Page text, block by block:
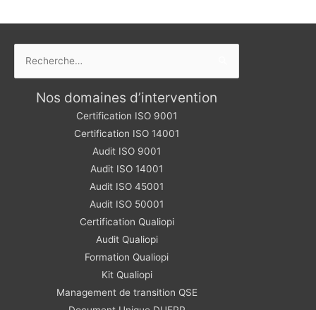
Nos domaines d’intervention
Certification ISO 9001
Certification ISO 14001
Audit ISO 9001
Audit ISO 14001
Audit ISO 45001
Audit ISO 50001
Certification Qualiopi
Audit Qualiopi
Formation Qualiopi
Kit Qualiopi
Management de transition QSE